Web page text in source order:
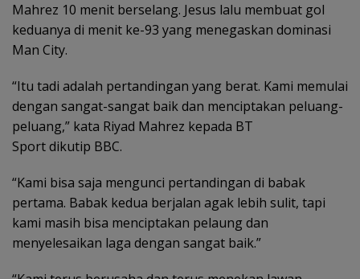
Mahrez 10 menit berselang. Jesus lalu membuat gol
keduanya di menit ke-93 yang menegaskan dominasi
Man City.
“Itu tadi adalah pertandingan yang berat. Kami memulai
dengan sangat-sangat baik dan menciptakan peluang-
peluang,” kata Riyad Mahrez kepada BT
Sport dikutip BBC.
“Kami bisa saja mengunci pertandingan di babak
pertama. Babak kedua berjalan agak lebih sulit, tapi
kami masih bisa menciptakan pelaung dan
menyelesaikan laga dengan sangat baik.”